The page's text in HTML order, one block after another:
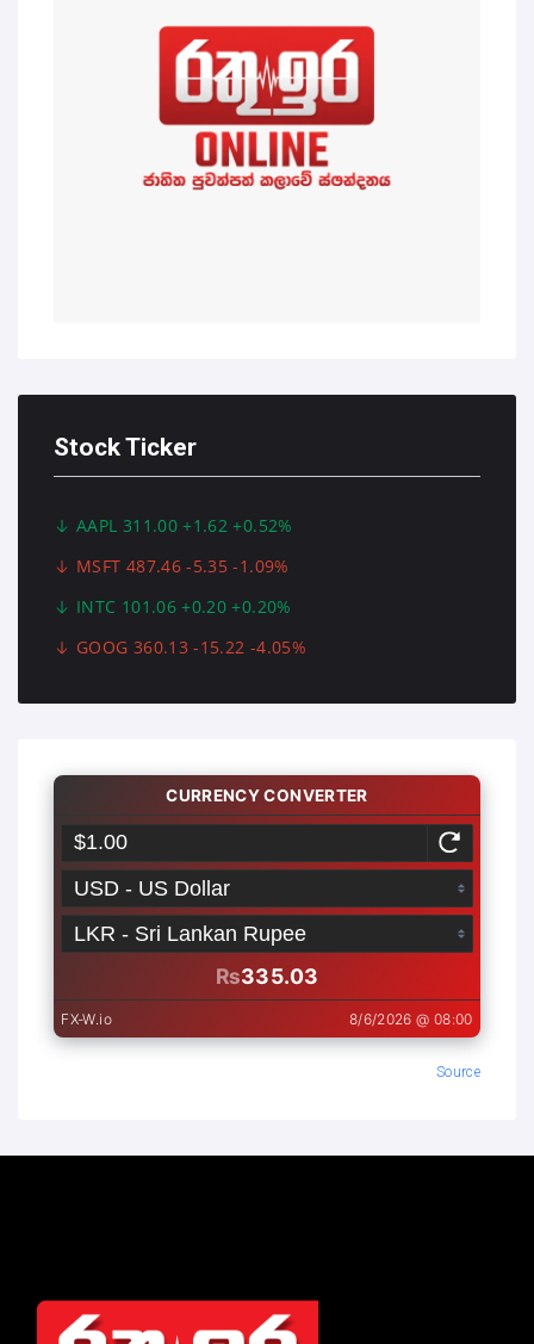
Stock Ticker
AAPL 311.00 +1.62 +0.52%
MSFT 487.46 -5.35 -1.09%
INTC 101.06 +0.20 +0.20%
GOOG 360.13 -15.22 -4.05%
Source